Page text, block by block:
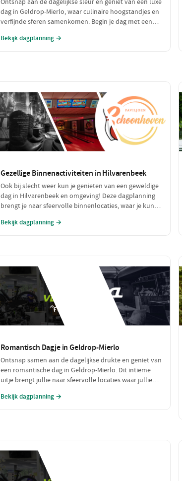
Ontsnap aan de dagelijkse sleur en geniet van een luxe
dag in Geldrop-Mierlo, waar culinaire hoogstandjes en
verfijnde sferen samenkomen. Begin je dag met een
een voortreffelijk diner in een sfeervol restaurant.
Bekijk dagplanning →
Gezellige Binnenactiviteiten in Hilvarenbeek
Ook bij slecht weer kun je genieten van een geweldige
dag in Hilvarenbeek en omgeving! Deze dagplanning
brengt je naar sfeervolle binnenlocaties, waar je kunt
bent tegen de regen of kou. Perfect voor een uitje met
Bekijk dagplanning →
Romantisch Dagje in Geldrop-Mierlo
Ontsnap samen aan de dagelijkse drukte en geniet van
een romantische dag in Geldrop-Mierlo. Dit intieme
uitje brengt jullie naar sfeervolle locaties waar jullie
de liefde. Laat je verwonderen door de schoonheid
Bekijk dagplanning →